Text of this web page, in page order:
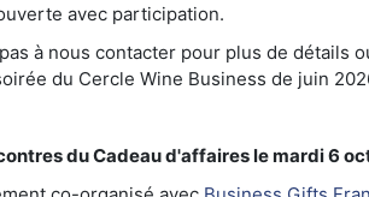
avec participation.
à nous contacter pour plus de détails
du Cercle Wine Business de juin
du Cadeau d'affaires le mardi 6